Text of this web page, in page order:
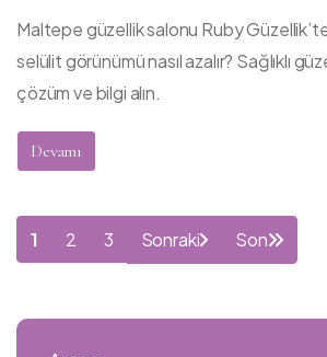
Maltepe güzellik salonu Ruby
selülit görünümü nasıl azalır? Sağlıklı
çözüm ve bilgi alın.
Devamı
1 2 3 Sonraki Son